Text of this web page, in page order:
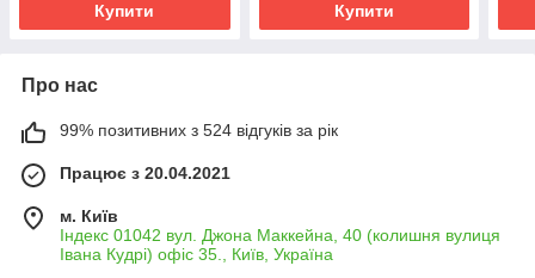
Купити Купити
Про нас
99% позитивних з 524 відгуків за рік
Працює з 20.04.2021
м. Київ
Індекс 01042 вул. Джона Маккейна, 40 (колишня вулиця
Івана Кудрі) офіс 35., Київ, Україна